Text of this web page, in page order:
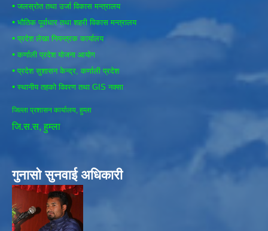
• जलस्रोत तथा उर्जा विकास मन्त्रालय
• भौतिक पूर्वाधार तथा शहरी विकास मन्त्रालय
• प्रदेश लेखा नियन्त्रक कार्यालय
• कर्णाली प्रदेश योजना आयोग
• प्रदेश सुशासन केन्द्र, कर्णाली प्रदेश
• स्थानीय तहको विवरण तथा GIS नक्सा
जिल्ला प्रशासन कार्यालय, हुम्ला
जि.स.स, हुम्ला
गुनासो सुनवाई अधिकारी